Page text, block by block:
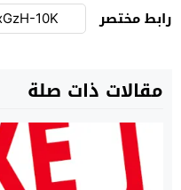
رابط مختصر
مقالات ذات صلة